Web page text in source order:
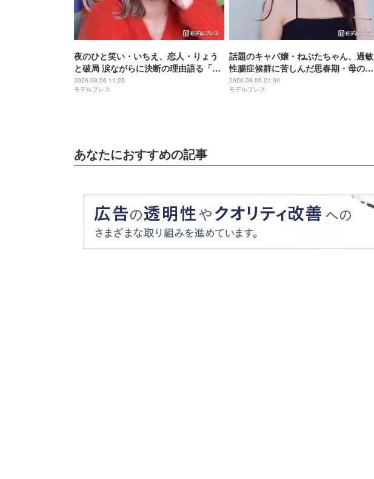
夜のひと笑い・いちえ、恋人・りょう
と破局 涙ながらに決断の理由語る「フ
ァンの人とか家族に申し訳ない」2025
年6月に復縁していた
2026.08.06 11:25
モデルプレス
話題のキャバ嬢・ねぶたちゃん、過敏
性腸症候群に苦しんだ思春期・母の蒸
発…“どん底からの脱出劇”「生きるの
って大変」人生変えた言葉とは【イン
2026.08.05 21:00
モデルプレス
あなたにおすすめの記事